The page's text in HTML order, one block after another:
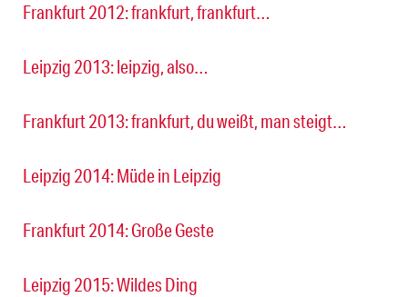
Frankfurt 2012: frankfurt, frankfurt…
Leipzig 2013: leipzig, also…
Frankfurt 2013: frankfurt, du weißt, man steigt…
Leipzig 2014: Müde in Leipzig
Frankfurt 2014: Große Geste
Leipzig 2015: Wildes Ding